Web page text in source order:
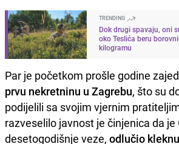
TRENDING
Dok drugi spavaju, oni
oko Teslića beru
kilogramu
Par je početkom prošle godine
prvu nekretninu u Zagrebu, što su
podijelili sa svojim vjernim
razveselilo javnost je činjenica da je
desetogodišnje veze, odlučio